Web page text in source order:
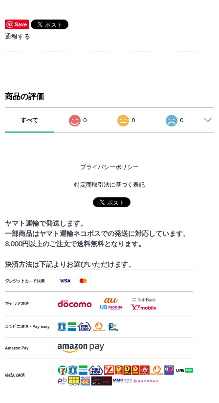
Save
通報する
商品の評価
すべて 0 0 0
プライバシーポリシー
特定商取引法に基づく表記
ヤマト運輸で発送します。
一部商品はヤマト運輸ネコポスでの発送に対応しています。
8,000円以上のご注文で送料無料となります。
決済方法は下記よりお選びいただけます。